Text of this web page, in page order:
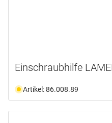
Einschraubhilfe
Artikel: 86.008.89